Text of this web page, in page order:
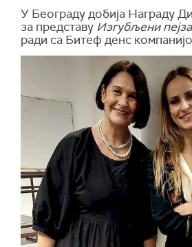
У Београду добија Награду
за представу Изгубљени
ради са Битеф денс